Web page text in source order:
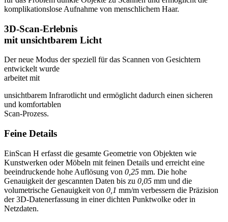
komplikationslose Aufnahme von menschlichem Haar.
3D-Scan-Erlebnis
mit unsichtbarem Licht
Der neue Modus der speziell für das Scannen von Gesichtern
entwickelt wurde
arbeitet mit
unsichtbarem Infrarotlicht und ermöglicht dadurch einen sicheren
und komfortablen
Scan-Prozess.
Feine Details
EinScan H erfasst die gesamte Geometrie von Objekten wie
Kunstwerken oder Möbeln mit feinen Details und erreicht eine
beeindruckende hohe Auflösung von 0,25 mm. Die hohe
Genauigkeit der gescannten Daten bis zu 0,05 mm und die
volumetrische Genauigkeit von 0,1 mm/m verbessern die Präzision
der 3D-Datenerfassung in einer dichten Punktwolke oder in
Netzdaten.